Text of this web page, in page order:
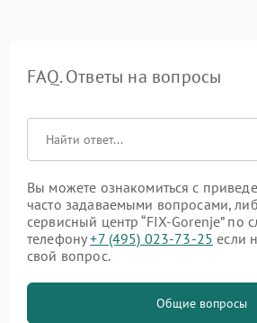
FAQ. Ответы на вопросы
Вы можете ознакомиться с
часто задаваемыми вопросами,
сервисный центр “FIX-Gorenje” по
телефону+7 (495) 023-73-25 если
свой вопрос.
Общие вопросы